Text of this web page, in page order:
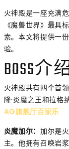
火神殿是一座充满
《魔兽世界》最具
索。本文将提供一
验。
BOSS介
火神殿共有四个首
隆·炎魔之王和拉格
AG旗舰厅百家乐
炎魔加尔： 加尔是
主。他拥有召唤岩